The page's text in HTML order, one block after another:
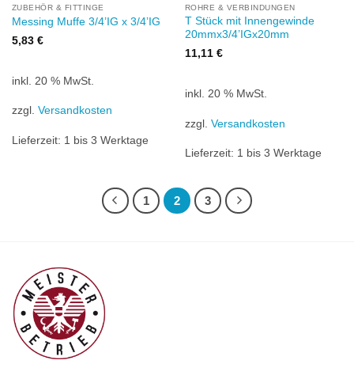
ZUBEHÖR & FITTINGE
Messing Muffe 3/4’IG x 3/4’IG
5,83 €
inkl. 20 % MwSt.
zzgl. Versandkosten
Lieferzeit: 1 bis 3 Werktage
ROHRE & VERBINDUNGEN
T Stück mit Innengewinde
20mmx3/4’IGx20mm
11,11 €
inkl. 20 % MwSt.
zzgl. Versandkosten
Lieferzeit: 1 bis 3 Werktage
1 2 3